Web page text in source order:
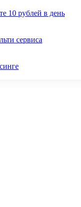
10 рублей в день
сервиса